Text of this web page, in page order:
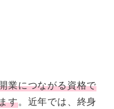
業につながる資格で
す。近年では、終身